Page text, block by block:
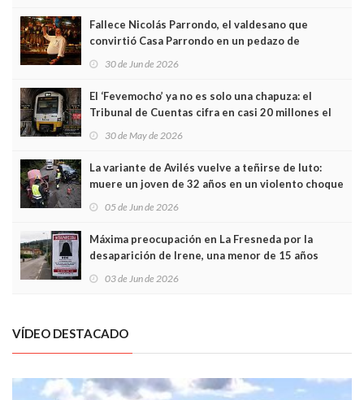
Fallece Nicolás Parrondo, el valdesano que
convirtió Casa Parrondo en un pedazo de
Asturias en Madrid
30 de Jun de 2026
El ‘Fevemocho’ ya no es solo una chapuza: el
Tribunal de Cuentas cifra en casi 20 millones el
sobrecoste de los trenes que no cabían por los
30 de May de 2026
La variante de Avilés vuelve a teñirse de luto:
muere un joven de 32 años en un violento choque
frontal
05 de Jun de 2026
Máxima preocupación en La Fresneda por la
desaparición de Irene, una menor de 15 años
03 de Jun de 2026
VÍDEO DESTACADO